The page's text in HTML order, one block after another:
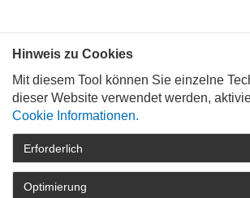
STARTSEITE
Hinweis zu Cookies
Mit diesem Tool können Sie einzelne
dieser Website verwendet werden,
Cookie Informationen.
Erforderlich
Optimierung